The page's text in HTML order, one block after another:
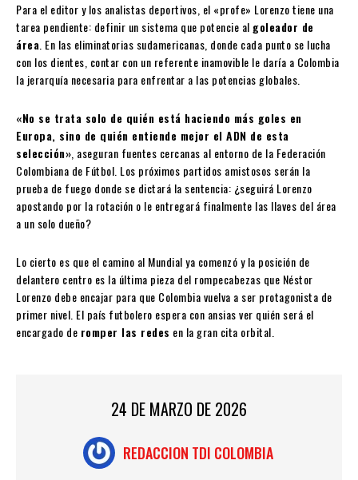
Para el editor y los analistas deportivos, el «profe» Lorenzo tiene una
tarea pendiente: definir un sistema que potencie al goleador de
área . En las eliminatorias sudamericanas, donde cada punto se lucha
con los dientes, contar con un referente inamovible le daría a Colombia
la jerarquía necesaria para enfrentar a las potencias globales.
«No se trata solo de quién está haciendo más goles en
Europa, sino de quién entiende mejor el ADN de esta
selección» , aseguran fuentes cercanas al entorno de la Federación
Colombiana de Fútbol. Los próximos partidos amistosos serán la
prueba de fuego donde se dictará la sentencia: ¿seguirá Lorenzo
apostando por la rotación o le entregará finalmente las llaves del área
a un solo dueño?
Lo cierto es que el camino al Mundial ya comenzó y la posición de
delantero centro es la última pieza del rompecabezas que Néstor
Lorenzo debe encajar para que Colombia vuelva a ser protagonista de
primer nivel. El país futbolero espera con ansias ver quién será el
encargado de romper las redes en la gran cita orbital.
24 DE MARZO DE 2026
REDACCION TDI COLOMBIA